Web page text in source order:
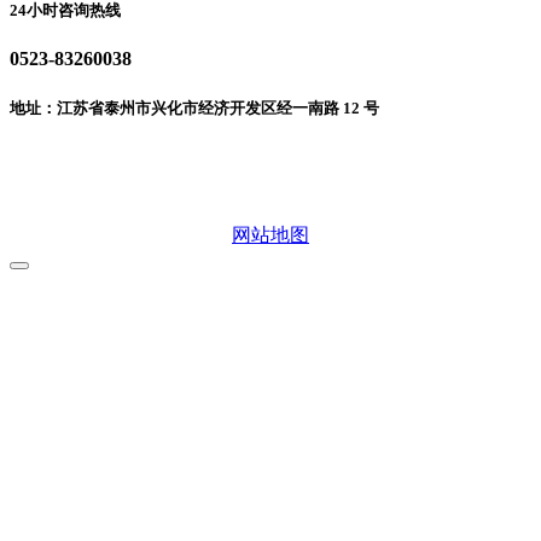
24小时咨询热线
0523-83260038
地址：江苏省泰州市兴化市经济开发区经一南路 12 号
网站地图